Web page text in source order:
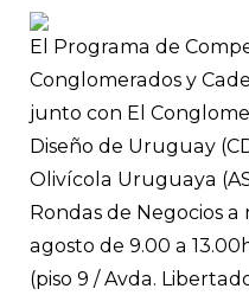
El Programa de
Conglomerados y
junto con El
Diseño de Uruguay
Olivícola Uruguaya
Rondas de Negocios
agosto de 9.00 a
(piso 9 / Avda.